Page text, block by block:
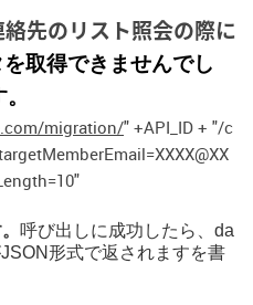
先のリスト照会の際に
取得できませんでし
migration/" +API_ID + "/c
呼び出しに成功したら、da
形式で返されますを書